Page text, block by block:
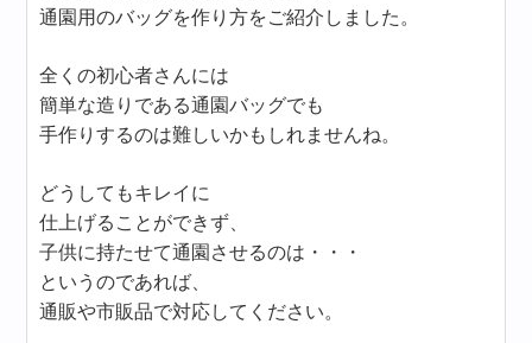
通園用のバッグを作り方をご紹介しました。
全くの初心者さんには
簡単な造りである通園バッグでも
手作りするのは難しいかもしれませんね。
どうしてもキレイに
仕上げることができず、
子供に持たせて通園させるのは・・・
というのであれば、
通販や市販品で対応してください。